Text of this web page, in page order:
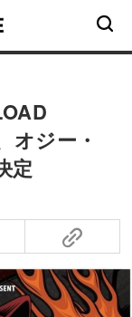
オジー・
定